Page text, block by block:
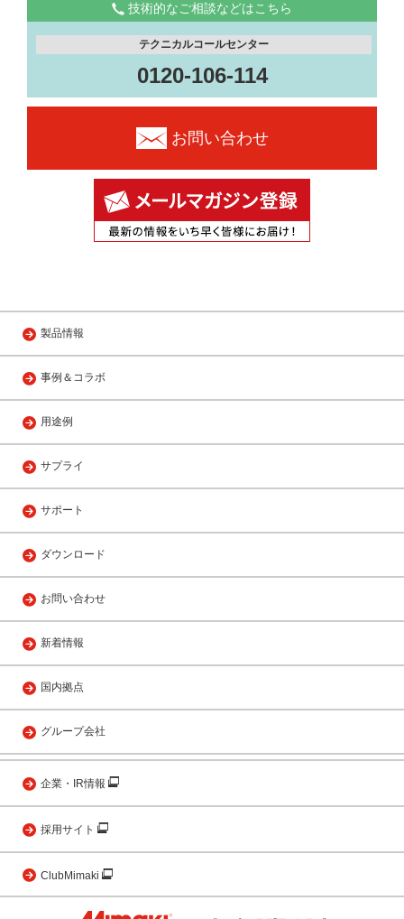
技術的なご相談などはこちら
テクニカルコールセンター
0120-106-114
お問い合わせ
製品情報
事例＆コラボ
用途例
サプライ
サポート
ダウンロード
お問い合わせ
新着情報
国内拠点
グループ会社
企業・IR情報
採用サイト
ClubMimaki